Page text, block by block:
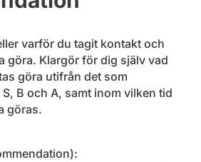
varför du tagit kontakt och
göra. Klargör för dig själv vad
göra utifrån det som
B och A, samt inom vilken tid
göras.